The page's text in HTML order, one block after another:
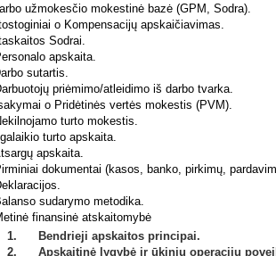
užmokesčio mokestinė bazė (GPM, Sodra).
o Kompensacijų apskaičiavimas.
Sodrai.
apskaita.
sutartis.
priėmimo/atleidimo iš darbo tvarka.
o Pridėtinės vertės mokestis (PVM).
turto mokestis.
turto apskaita.
apskaita.
dokumentai (kasos, banko, pirkimų,
sudarymo metodika.
finansinė atskaitomybė
1. Bendrieji apskaitos principai.
2. Apskaitinė lygybė ir ūkinių operacijų